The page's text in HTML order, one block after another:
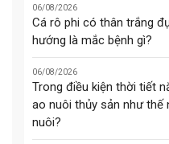
06/08/2026
Cá rô phi có thân trắng
hướng là mắc bệnh gì?
06/08/2026
Trong điều kiện thời tiết
ao nuôi thủy sản như
nuôi?